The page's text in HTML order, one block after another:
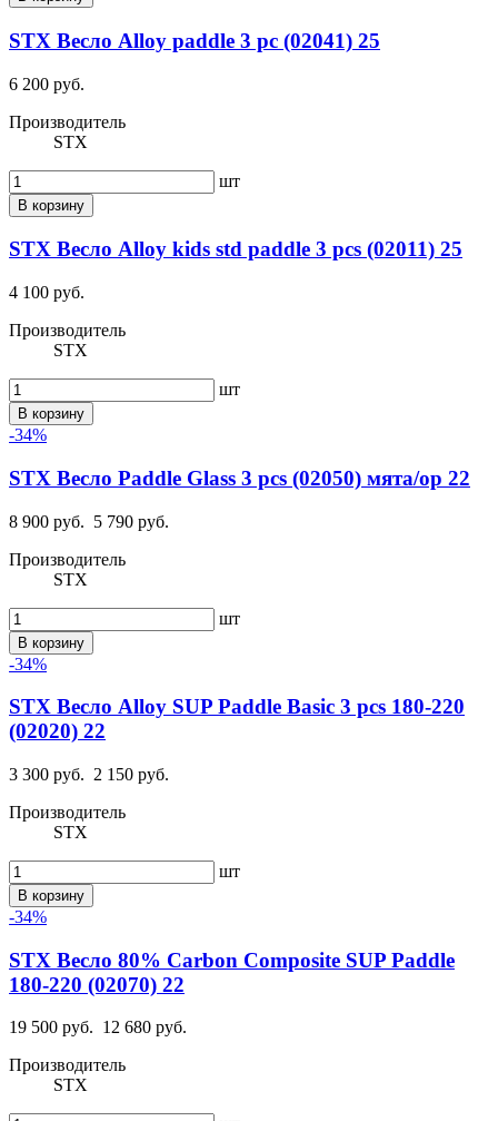
STX Весло Alloy paddle 3 pc (02041) 25
6 200 руб.
Производитель
STX
шт
В корзину
STX Весло Alloy kids std paddle 3 pcs (02011) 25
4 100 руб.
Производитель
STX
шт
В корзину
-34%
STX Весло Paddle Glass 3 pcs (02050) мята/ор 22
8 900 руб. 5 790 руб.
Производитель
STX
шт
В корзину
-34%
STX Весло Alloy SUP Paddle Basic 3 pcs 180-220
(02020) 22
3 300 руб. 2 150 руб.
Производитель
STX
шт
В корзину
-34%
STX Весло 80% Carbon Composite SUP Paddle
180-220 (02070) 22
19 500 руб. 12 680 руб.
Производитель
STX